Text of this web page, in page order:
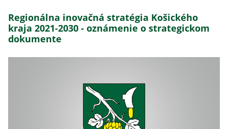
Regionálna inovačná stratégia Košického
kraja 2021-2030 - oznámenie o strategickom
dokumente